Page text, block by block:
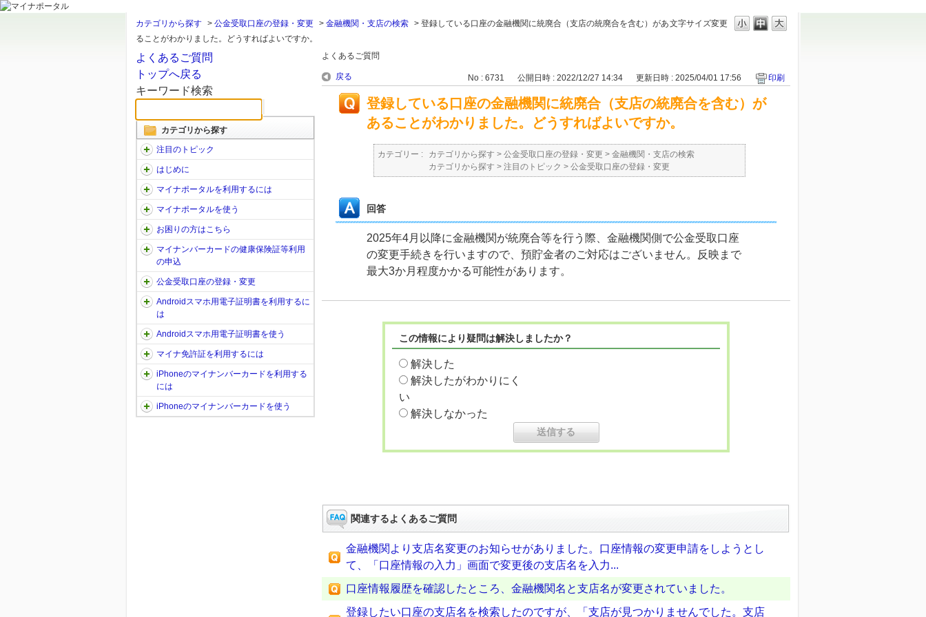
文字サイズ変更
カテゴリから探す > 公金受取口座の登録・変更 > 金融機関・支店の検索 > 登録している口座の金融機関に統廃合（支店の統廃合を含む）があ
ることがわかりました。どうすればよいですか。
よくあるご質問
トップへ戻る
キーワード検索
カテゴリから探す
注目のトピック
はじめに
マイナポータルを利用するには
マイナポータルを使う
お困りの方はこちら
マイナンバーカードの健康保険証等利用
の申込
公金受取口座の登録・変更
Androidスマホ用電子証明書を利用するに
は
Androidスマホ用電子証明書を使う
マイナ免許証を利用するには
iPhoneのマイナンバーカードを利用する
には
iPhoneのマイナンバーカードを使う
よくあるご質問
戻る No : 6731 公開日時 : 2022/12/27 14:34 更新日時 : 2025/04/01 17:56 印刷
登録している口座の金融機関に統廃合（支店の統廃合を含む）が
あることがわかりました。どうすればよいですか。
カテゴリー : カテゴリから探す > 公金受取口座の登録・変更 > 金融機関・支店の検索
カテゴリから探す > 注目のトピック > 公金受取口座の登録・変更
回答
2025年4月以降に金融機関が統廃合等を行う際、金融機関側で公金受取口座
の変更手続きを行いますので、預貯金者のご対応はございません。反映まで
最大3か月程度かかる可能性があります。
この情報により疑問は解決しましたか？
解決した
解決したがわかりにく
い
解決しなかった
関連するよくあるご質問
金融機関より支店名変更のお知らせがありました。口座情報の変更申請をしようとし
て、「口座情報の入力」画面で変更後の支店名を入力...
口座情報履歴を確認したところ、金融機関名と支店名が変更されていました。
登録したい口座の支店名を検索したのですが、「支店が見つかりませんでした。支店